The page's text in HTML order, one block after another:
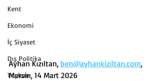
Kent
Ekonomi
İç Siyaset
Dış Politika
Toplum
Ayhan Kızıltan, ben@ayhankiziltan.com,
Mersin, 14 Mart 2026